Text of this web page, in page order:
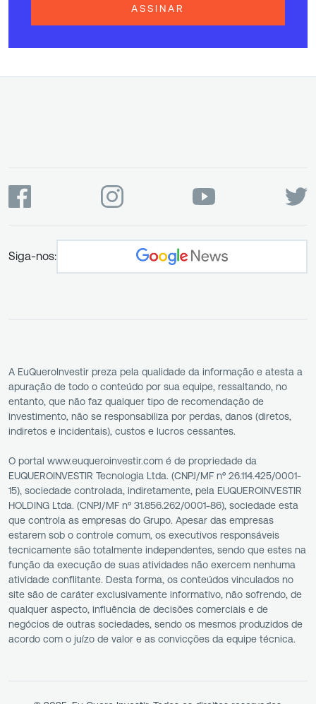
ASSINAR
Siga-nos:
A EuQueroInvestir preza pela qualidade da informação e atesta a
apuração de todo o conteúdo por sua equipe, ressaltando, no
entanto, que não faz qualquer tipo de recomendação de
investimento, não se responsabiliza por perdas, danos (diretos,
indiretos e incidentais), custos e lucros cessantes.
O portal www.euqueroinvestir.com é de propriedade da
EUQUEROINVESTIR Tecnologia Ltda. (CNPJ/MF nº 26.114.425/0001-
15), sociedade controlada, indiretamente, pela EUQUEROINVESTIR
HOLDING Ltda. (CNPJ/MF nº 31.856.262/0001-86), sociedade esta
que controla as empresas do Grupo. Apesar das empresas
estarem sob o controle comum, os executivos responsáveis
tecnicamente são totalmente independentes, sendo que estes na
função da execução de suas atividades não exercem nenhuma
atividade conflitante. Desta forma, os conteúdos vinculados no
site são de caráter exclusivamente informativo, não sofrendo, de
qualquer aspecto, influência de decisões comerciais e de
negócios de outras sociedades, sendo os mesmos produzidos de
acordo com o juízo de valor e as convicções da equipe técnica.